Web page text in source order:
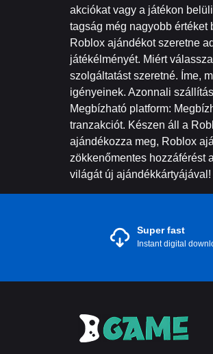
akciókat vagy a játékon
tagság még nagyobb
Roblox ajándékot szeretne
játékélményét. Miért
szolgáltatást szeretné. Íme,
igényeinek. Azonnali
Megbízható platform:
tranzakciót. Készen áll a
ajándékozza meg, Roblox
zökkenőmentes hozzáférést
világát új ajándékkártyájával!
Super fast
Instant digital